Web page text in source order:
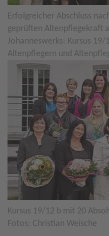
Erfolgreicher Abschluss
geprüften Altenpflegekraft
Johanneswerks: Kursus
Altenpflegern und
Kursus 19/12 b mit 20
Fotos: Christian Weische